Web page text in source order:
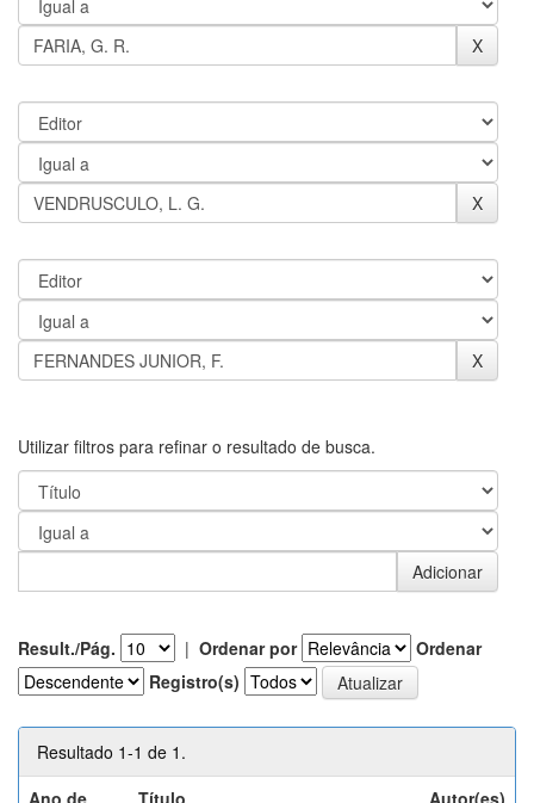
Utilizar filtros para refinar o resultado de busca.
Result./Pág. | Ordenar por
Ordenar
Registro(s)
Resultado 1-1 de 1.
Ano de
Título Autor(es)